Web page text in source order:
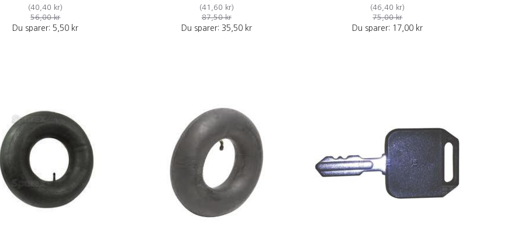
(40,40 kr)
56,00 kr
Du sparer: 5,50 kr
(41,60 kr)
87,50 kr
Du sparer: 35,50 kr
(46,40 kr)
75,00 kr
Du sparer: 17,00 kr